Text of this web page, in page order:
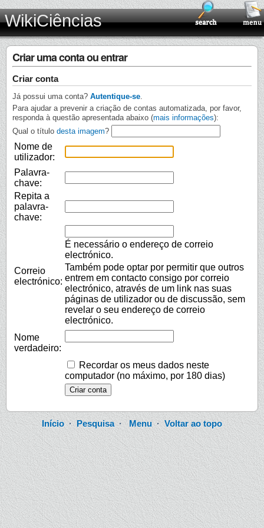
WikiCiências
Criar uma conta ou entrar
Criar conta
Já possui uma conta? Autentique-se
Para ajudar a prevenir a criação de contas automatizada, por favor,
responda à questão apresentada abaixo (mais informações):
Qual o título desta imagem?
Nome de
utilizador:
Palavra-
chave:
Repita a
palavra-
chave:
Correio
electrónico:
É necessário o endereço de correio
electrónico.
Também pode optar por permitir que outros
entrem em contacto consigo por correio
electrónico, através de um link nas suas
páginas de utilizador ou de discussão, sem
revelar o seu endereço de correio
electrónico.
Nome
verdadeiro:
Recordar os meus dados neste
computador (no máximo, por 180 dias)
Início·Pesquisa· Menu· Voltar ao topo